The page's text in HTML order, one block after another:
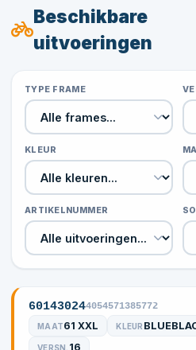
Beschikbare
uitvoeringen
TYPE FRAME
KLEUR
ARTIKELNUMMER
601430244054571385772
MAAT61 XXL KLEUR
VERSN. 16